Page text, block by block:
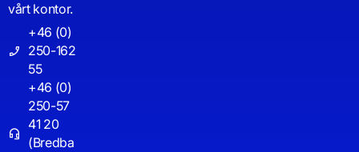
vårt kontor.
+46 (0)
250-162
55
+46 (0)
250-57
41 20
(Bredba